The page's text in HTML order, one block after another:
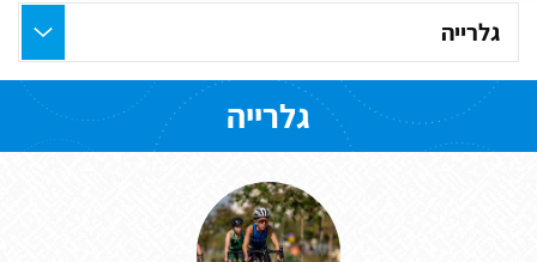
בחר
את
העמוד
הרצוי
גלרייה